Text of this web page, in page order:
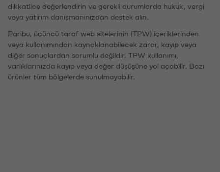
dikkatlice değerlendirin ve gerekli durumlarda hukuk, vergi
veya yatırım danışmanınızdan destek alın.
Paribu, üçüncü taraf web sitelerinin (TPW) içeriklerinden
veya kullanımından kaynaklanabilecek zarar, kayıp veya
diğer sonuçlardan sorumlu değildir. TPW kullanımı,
varlıklarınızda kayıp veya değer düşüşüne yol açabilir. Bazı
ürünler tüm bölgelerde sunulmayabilir.